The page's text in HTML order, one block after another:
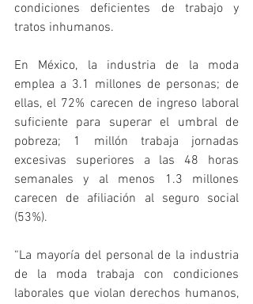
condiciones deficientes de trabajo y
tratos inhumanos.
En México, la industria de la moda
emplea a 3.1 millones de personas; de
ellas, el 72% carecen de ingreso laboral
suficiente para superar el umbral de
pobreza; 1 millón trabaja jornadas
excesivas superiores a las 48 horas
semanales y al menos 1.3 millones
carecen de afiliación al seguro social
(53%).
“La mayoría del personal de la industria
de la moda trabaja con condiciones
laborales que violan derechos humanos,